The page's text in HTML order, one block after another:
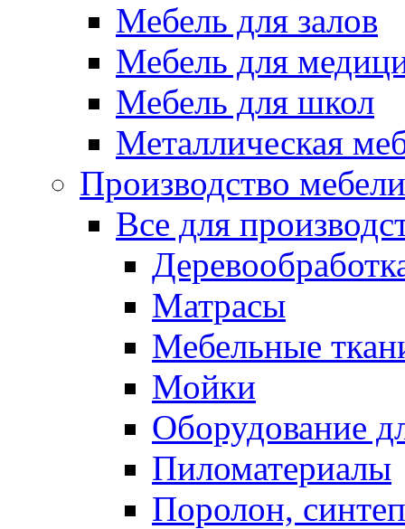
Мебель для залов
Мебель для
Мебель для школ
Металлическая
Производство мебели
Все для
Матрасы
Мебельные
Мойки
Оборудование
Пиломатериалы
Поролон,